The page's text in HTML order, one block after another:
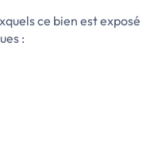
ce bien est exposé
: